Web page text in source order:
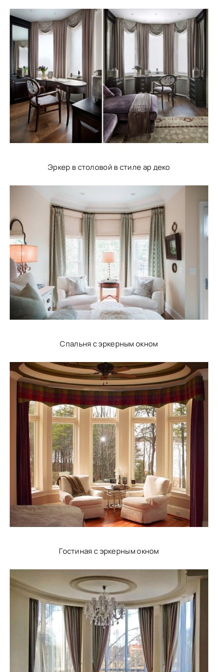
Эркер в столовой в стиле ар деко
Спальня с эркерным окном
Гостиная с эркерным окном